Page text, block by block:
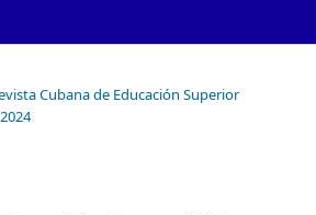
Cubana de Educación Superior